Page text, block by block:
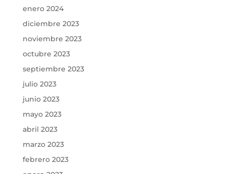
enero 2024
diciembre 2023
noviembre 2023
octubre 2023
septiembre 2023
julio 2023
junio 2023
mayo 2023
abril 2023
marzo 2023
febrero 2023